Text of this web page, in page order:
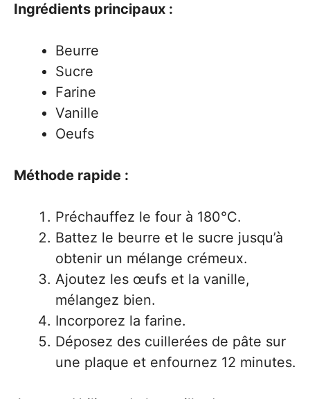
Ingrédients principaux :
Beurre
Sucre
Farine
Vanille
Oeufs
Méthode rapide :
Préchauffez le four à 180°C.
Battez le beurre et le sucre jusqu’à
obtenir un mélange crémeux.
Ajoutez les œufs et la vanille,
mélangez bien.
Incorporez la farine.
Déposez des cuillerées de pâte sur
une plaque et enfournez 12 minutes.